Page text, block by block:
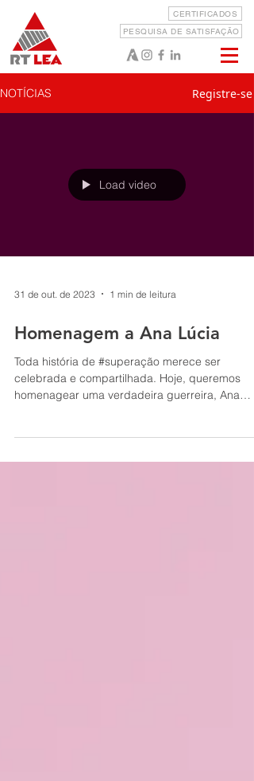
CERTIFICADOS
PESQUISA DE SATISFAÇÃO
NOTÍCIAS Registre-se
Load video
31 de out. de 2023 1 min de leitura
Homenagem a Ana Lúcia
Toda história de #superação merece ser
celebrada e compartilhada. Hoje, queremos
homenagear uma verdadeira guerreira, Ana